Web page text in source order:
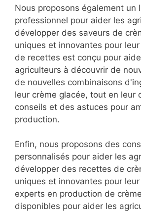
Nous proposons également un
professionnel pour aider les
développer des saveurs de
uniques et innovantes pour
de recettes est conçu pour
agriculteurs à découvrir de
de nouvelles combinaisons
leur crème glacée, tout en leur
conseils et des astuces pour
production.
Enfin, nous proposons des
personnalisés pour aider les
développer des recettes de
uniques et innovantes pour
experts en production de
disponibles pour aider les